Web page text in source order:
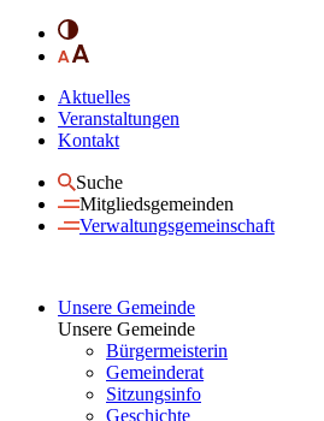
Aktuelles
Veranstaltungen
Kontakt
Suche
Mitgliedsgemeinden
Verwaltungsgemeinschaft
Unsere Gemeinde
Unsere Gemeinde
Bürgermeisterin
Gemeinderat
Sitzungsinfo
Geschichte